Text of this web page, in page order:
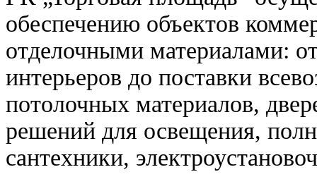
обеспечению объектов
отделочными материалами:
интерьеров до поставки
потолочных материалов,
решений для освещения,
сантехники,